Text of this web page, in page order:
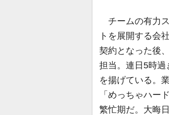
チームの有力
トを展開する会
契約となった後
担当。連日5時
を揚げている。
「めっちゃハー
繁忙期だ。大晦